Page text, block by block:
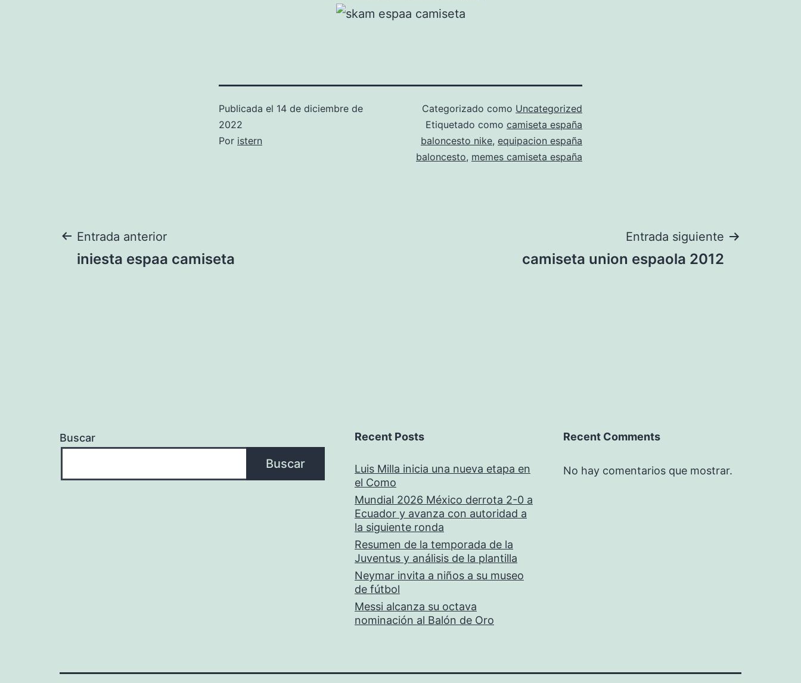
Publicada el 14 de diciembre de
2022
Por istern
Categorizado como Uncategorized
Etiquetado como camiseta españa
baloncesto nike, equipacion españa
baloncesto, memes camiseta españa
Navegación
Entrada anterior
iniesta espaa camiseta
Entrada siguiente
camiseta union espaola 2012
Buscar
Buscar
Recent Posts
Luis Milla inicia una nueva etapa en
el Como
Mundial 2026 México derrota 2-0 a
Ecuador y avanza con autoridad a
la siguiente ronda
Resumen de la temporada de la
Juventus y análisis de la plantilla
Neymar invita a niños a su museo
de fútbol
Messi alcanza su octava
nominación al Balón de Oro
Recent Comments
No hay comentarios que mostrar.